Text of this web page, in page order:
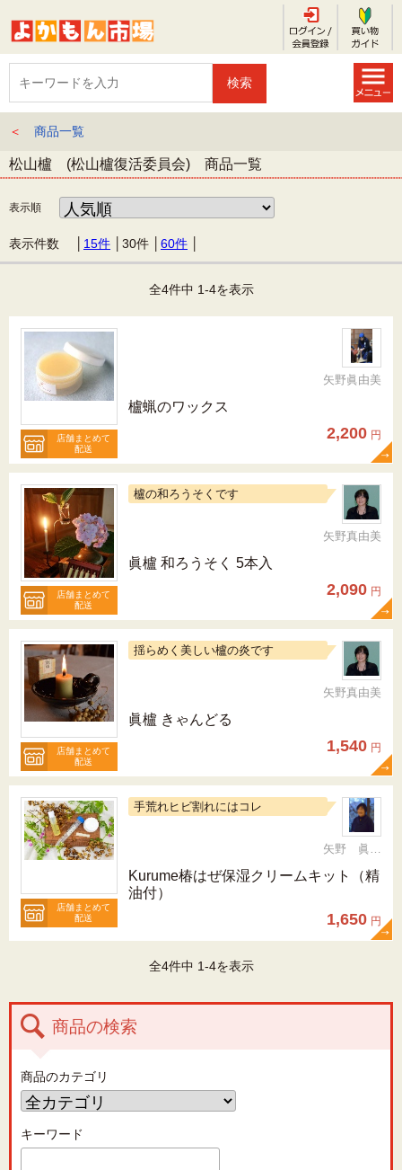
＜ 商品一覧
松山櫨 (松山櫨復活委員会) 商品一覧
表示順
表示件数 │ 15件 30件 60件
全4件中 1-4を表示
店舗まとめて
配送
矢野眞由美
櫨蝋のワックス
2,200 円
店舗まとめて
配送
櫨の和ろうそくです
矢野真由美
眞櫨 和ろうそく 5本入
2,090 円
店舗まとめて
配送
揺らめく美しい櫨の炎です
矢野真由美
眞櫨 きゃんどる
1,540 円
店舗まとめて
配送
手荒れヒビ割れにはコレ
矢野 眞由美
Kurume椿はぜ保湿クリームキット（精
油付）
1,650 円
全4件中 1-4を表示
商品の検索
商品のカテゴリ
キーワード